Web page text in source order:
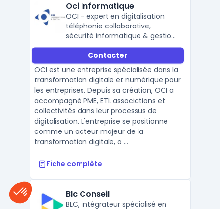
Oci Informatique
OCI - expert en digitalisation,
téléphonie collaborative,
sécurité informatique & gestion
de parc PC.
Contacter
OCI est une entreprise spécialisée dans la
transformation digitale et numérique pour
les entreprises. Depuis sa création, OCI a
accompagné PME, ETI, associations et
collectivités dans leur processus de
digitalisation. L'entreprise se positionne
comme un acteur majeur de la
transformation digitale, o ...
Fiche complète
Blc Conseil
BLC, intégrateur spécialisé en